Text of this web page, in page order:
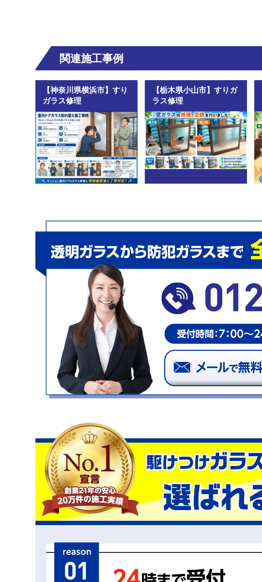
関連施工事例
【神奈川県横浜市】すり
ガラス修理
【栃木県小山市】すりガ
ラス修理